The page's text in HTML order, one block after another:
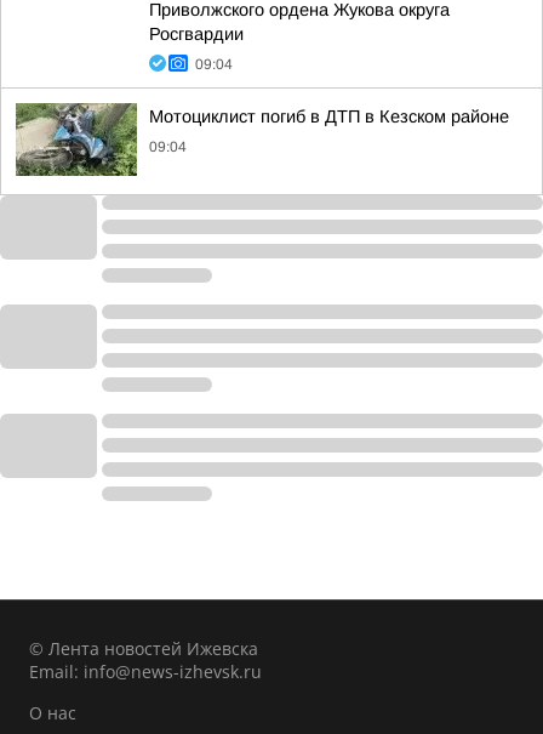
Приволжского ордена Жукова округа
Росгвардии
09:04
Мотоциклист погиб в ДТП в Кезском районе
09:04
© Лента новостей Ижевска
Email: info@news-izhevsk.ru
О нас